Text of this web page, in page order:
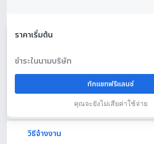
ราคาเริ่มต้น
ชำระในนามบริษัท
ทักแชทฟรีแลนซ์
คุณจะยังไม่เสียค่าใช้จ่าย
วิธีจ้างงาน